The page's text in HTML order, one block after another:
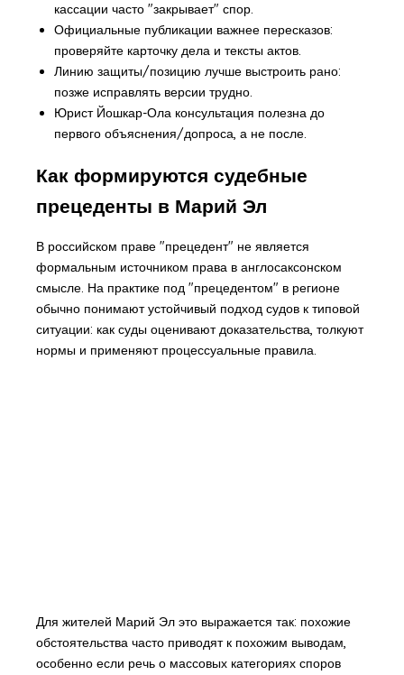
кассации часто "закрывает" спор.
Официальные публикации важнее пересказов:
проверяйте карточку дела и тексты актов.
Линию защиты/позицию лучше выстроить рано:
позже исправлять версии трудно.
Юрист Йошкар-Ола консультация полезна до
первого объяснения/допроса, а не после.
Как формируются судебные
прецеденты в Марий Эл
В российском праве "прецедент" не является
формальным источником права в англосаксонском
смысле. На практике под "прецедентом" в регионе
обычно понимают устойчивый подход судов к типовой
ситуации: как суды оценивают доказательства, толкуют
нормы и применяют процессуальные правила.
Для жителей Марий Эл это выражается так: похожие
обстоятельства часто приводят к похожим выводам,
особенно если речь о массовых категориях споров